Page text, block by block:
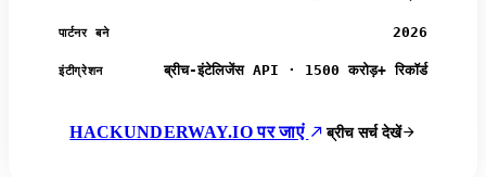
पार्टनर बने 2026
इंटीग्रेशन ब्रीच-इंटेलिजेंस API · 1500 करोड़+ रिकॉर्ड
HACKUNDERWAY.IO पर जाएं ब्रीच सर्च देखें